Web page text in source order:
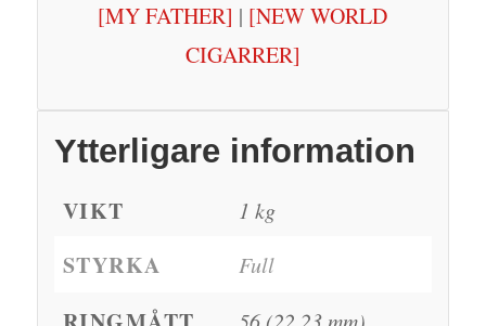
[MY FATHER] | [NEW WORLD
CIGARRER]
Ytterligare information
VIKT 1 kg
STYRKA Full